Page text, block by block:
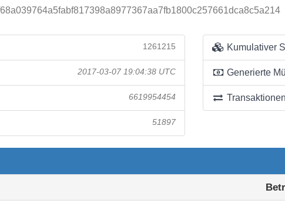
1261215
2017-03-07 19:04:38 UTC
6619954454
51897
Kumulativer
Generierte
Transaktionen